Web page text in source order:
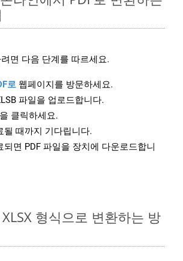
면 다음 단계를 따르세요.
로 웹페이지를 방문하세요.
파일을 업로드합니다.
클릭하세요.
될 때까지 기다립니다.
되면 PDF 파일을 장치에 다운로드합니
형식으로 변환하는 방